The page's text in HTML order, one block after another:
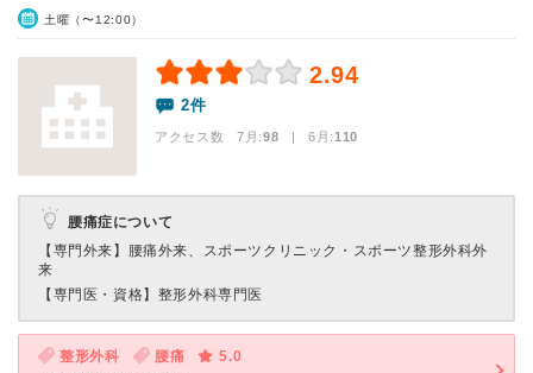
土曜（〜12:00）
2.94
2件
アクセス数 7月:98 | 6月:110
腰痛症について
【専門外来】
腰痛外来、スポーツクリニック・スポーツ整形外科外
来
【専門医・資格】 整形外科専門医
整形外科 腰痛
5.0